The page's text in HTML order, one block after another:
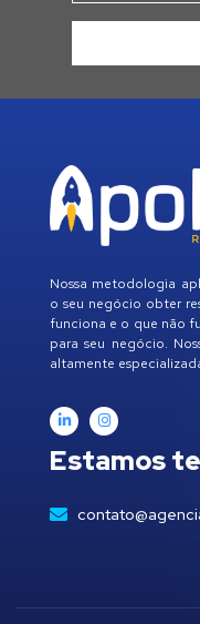
Nossa metodologia
o seu negócio obter
funciona e o que não
para seu negócio.
altamente
Estamos